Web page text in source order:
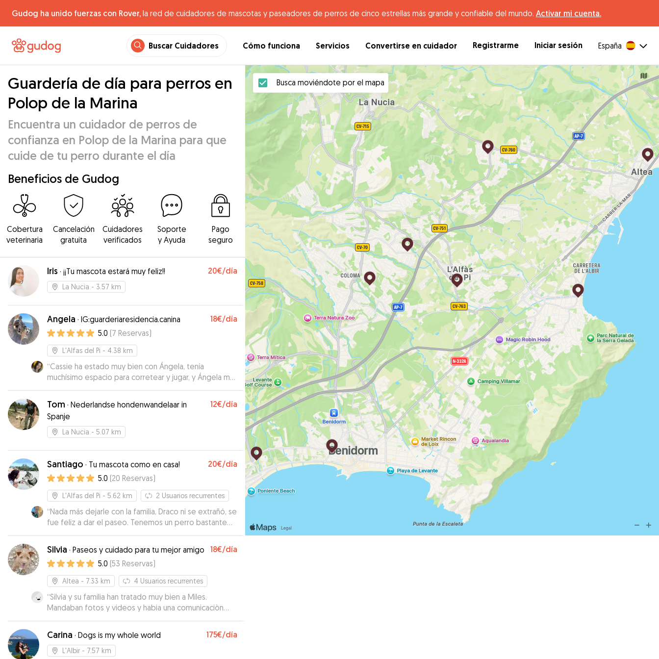
Gudog ha unido fuerzas con Rover, la red de cuidadores de mascotas y paseadores de perros de cinco estrellas más grande y confiable del mundo. Activar mi cuenta.
Buscar Cuidadores Cómo funciona Servicios Convertirse en cuidador Registrarme Iniciar sesión España
Guardería de día para perros en
Polop de la Marina
Encuentra un cuidador de perros de
confianza en Polop de la Marina para que
cuide de tu perro durante el día
Beneficios de Gudog
Cobertura
veterinaria
Cancelación
gratuita
Cuidadores
verificados
Soporte
y Ayuda
Pago
seguro
Iris · ¡¡Tu mascota estará muy feliz!! 20€/día
La Nucia - 3.57 km
Angela · IG:guarderiaresidencia.canina 18€/día
5.0 (7 Reservas)
L'Alfas del Pi - 4.38 km
“Cassie ha estado muy bien con Ángela, tenía
muchísimo espacio para corretear y jugar, y Ángela me
ha ido mandando fotos y vídeos todo el tiempo🥰”
Tom · Nederlandse hondenwandelaar in
Spanje
12€/día
La Nucia - 5.07 km
Santiago · Tu mascota como en casa! 20€/día
5.0 (20 Reservas)
L'Alfas del Pi - 5.62 km 2 Usuarios recurrentes
“Nada más dejarle con la familia, Draco ni se extrañó, se
fue feliz a dar el paseo. Tenemos un perro bastante
nervioso y dentro de lo complicado sabemos que ha
estado bien y cuidado en todo momento. Con
personas así da gusto y confianza dejar a las mascotas
en buenas manos. ”
Silvia · Paseos y cuidado para tu mejor amigo 18€/día
5.0 (53 Reservas)
Altea - 7.33 km 4 Usuarios recurrentes
“Silvia y su familia han tratado muy bien a Miles.
Mandaban fotos y videos y habia una comunicaciòn
muy buena! Muchs gracias:)”
Carina · Dogs is my whole world 175€/día
L'Albir - 7.57 km
Busca moviéndote por el mapa